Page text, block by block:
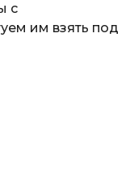
с
им взять под